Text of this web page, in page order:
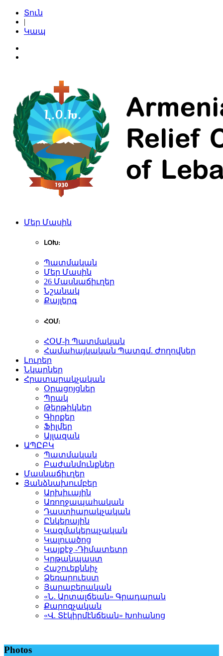
Տուն
|
Կապ
Մեր Մասին
ԼՕԽ:
Պատմական
Մեր Մասին
26 Մասնաճիւղեր
Նշանակ
Քայլերգ
ՀՕՄ:
ՀՕՄ-ի Պատմական
Համահայկական Պատգմ. Ժողովներ
Լուրեր
Նկարներ
Հրատարակչական
Օրացոյցներ
Պրակ
Թերթիկներ
Գիրքեր
Ֆիլմեր
Այլազան
ԱՊԸԲԿ
Պատմական
Բաժանմունքներ
Մասնաճիւղեր
Յանձնախումբեր
Արխիւային
Առողջապահական
Դաստիարակչական
Ընկերային
Կազմակերպչական
Կալուածոց
Կայքէջ -Դիմատետր
Կրթանպաստ
Հաշուեքննիչ
Ձեռարուեստ
Յարաբերական
«Ն. Արտալճեան» Գրադարան
Քարոզչական
«Վ. Տէկիրմէնճեան» Խոհանոց
Photos